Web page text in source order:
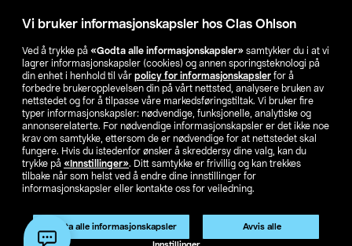
Vi bruker informasjonskapsler hos Clas Ohlson
Ved å trykke på «Godta alle informasjonskapsler» samtykker du i at vi
lagrer informasjonskapsler (cookies) og annen sporingsteknologi på
din enhet i henhold til vår policy for informasjonskapsler for å
forbedre brukeropplevelsen din på vårt nettsted, analysere bruken av
nettstedet og for å tilpasse våre markedsføringstiltak. Vi bruker fire
typer informasjonskapsler: nødvendige, funksjonelle, analytiske og
annonserelaterte. For nødvendige informasjonskapsler er det ikke noe
krav om samtykke, ettersom de er nødvendige for at nettstedet skal
fungere. Hvis du istedenfor ønsker å skreddersy dine valg, kan du
trykke på «Innstillinger». Ditt samtykke er frivillig og kan trekkes
tilbake når som helst ved å endre dine innstillinger for
informasjonskapsler eller kontakte oss for veiledning.
Godta alle informasjonskapsler Avvis alle
Produktet har utgått
Artikkelnr.:51-3092
Våre selskaper
Finn din butikk
SE NO FI
Endre til priser ekskl. moms